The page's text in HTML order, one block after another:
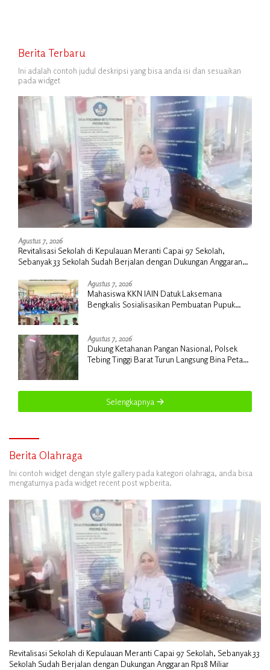
Berita Terbaru
Ini adalah contoh judul deskripsi yang bisa anda isi dan sesuaikan
pada widget
Agustus 7, 2026
Revitalisasi Sekolah di Kepulauan Meranti Capai 97 Sekolah,
Sebanyak 33 Sekolah Sudah Berjalan dengan Dukungan Anggaran
Agustus 7, 2026
Mahasiswa KKN IAIN Datuk Laksemana
Bengkalis Sosialisasikan Pembuatan Pupuk
Agustus 7, 2026
Dukung Ketahanan Pangan Nasional, Polsek
Tebing Tinggi Barat Turun Langsung Bina Petani
Selengkapnya
Berita Olahraga
Ini contoh widget dengan style gallery pada kategori olahraga, anda bisa
mengaturnya pada widget recent post wpberita.
Revitalisasi Sekolah di Kepulauan Meranti Capai 97 Sekolah, Sebanyak 33
Sekolah Sudah Berjalan dengan Dukungan Anggaran Rp18 Miliar